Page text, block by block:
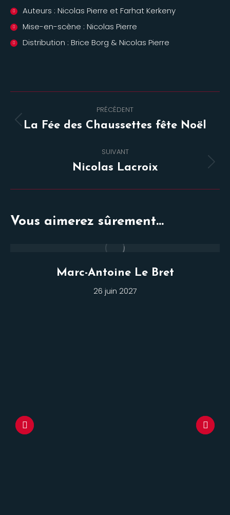
Auteurs : Nicolas Pierre et Farhat Kerkeny
Mise-en-scène : Nicolas Pierre
Distribution : Brice Borg & Nicolas Pierre
de
PRÉCÉDENT
Onglet
La Fée des Chaussettes fête Noël
SUIVANT
Projets
Nicolas Lacroix
Vous aimerez sûrement...
Marc-Antoine Le Bret
26 juin 2027